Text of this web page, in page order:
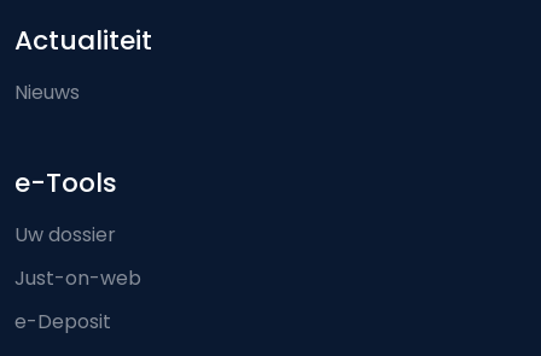
Actualiteit
Nieuws
e-Tools
Uw dossier
Just-on-web
e-Deposit